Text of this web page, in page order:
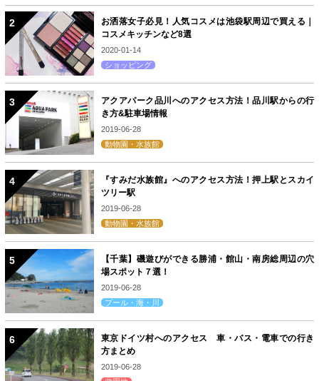
お洒落女子必見！人気コスメは池袋駅周辺で買える｜
コスメキッチンなど8選
2020-01-14
ショッピング
アクアパーク品川へのアクセス方法！品川駅からの行
き方&駐車場情報
2019-06-28
動物園・水族館
『すみだ水族館』へのアクセス方法！押上駅とスカイ
ツリー駅
2019-06-28
動物園・水族館
【千葉】磯遊びができる勝浦・館山・南房総周辺の穴
場スポット７選！
2019-06-28
プール・海・川
東京ドイツ村へのアクセス 車・バス・電車での行き
方まとめ
2019-06-28